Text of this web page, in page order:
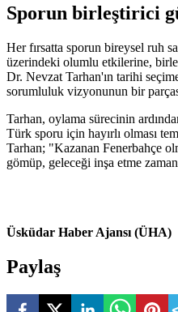
Sporun birleştirici
Her fırsatta sporun bireysel ruh
üzerindeki olumlu etkilerine,
Dr. Nevzat Tarhan'ın tarihi
sorumluluk vizyonunun bir
Tarhan, oylama sürecinin
Türk sporu için hayırlı olması
Tarhan; "Kazanan Fenerbahçe
gömüp, geleceği inşa etme
Üsküdar Haber Ajansı (ÜHA)
Paylaş